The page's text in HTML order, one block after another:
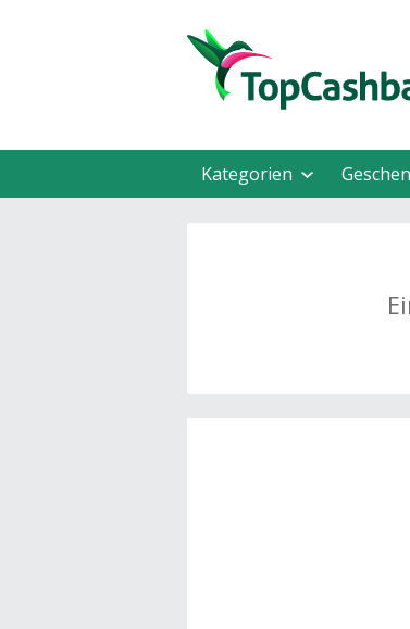
Kategorien